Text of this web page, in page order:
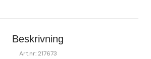
Beskrivning
Art.nr: 217673